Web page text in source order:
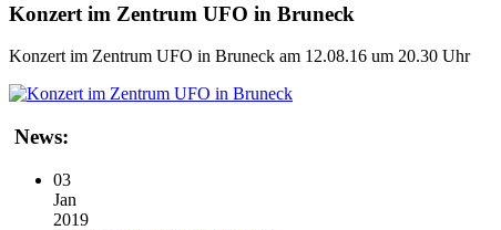
Konzert im Zentrum UFO in Bruneck
Konzert im Zentrum UFO in Bruneck am 12.08.16 um 20.30 Uhr
News:
03
Jan
2019